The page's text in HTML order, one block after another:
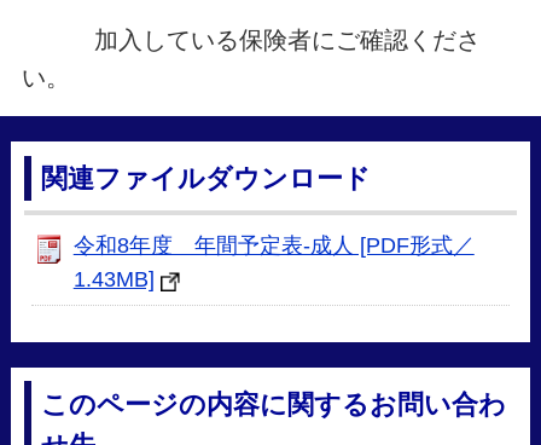
加入している保険者にご確認くださ
い。
関連ファイルダウンロード
令和8年度 年間予定表-成人 [PDF形式／
1.43MB]
このページの内容に関するお問い合わ